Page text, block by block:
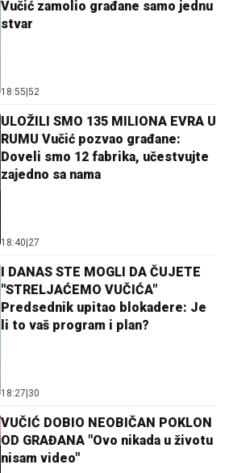
Vučić zamolio građane samo jednu
stvar
18:55|52
ULOŽILI SMO 135 MILIONA EVRA U
RUMU Vučić pozvao građane:
Doveli smo 12 fabrika, učestvujte
zajedno sa nama
18:40|27
I DANAS STE MOGLI DA ČUJETE
"STRELJAĆEMO VUČIĆA"
Predsednik upitao blokadere: Je
li to vaš program i plan?
18:27|30
VUČIĆ DOBIO NEOBIČAN POKLON
OD GRAĐANA "Ovo nikada u životu
nisam video"